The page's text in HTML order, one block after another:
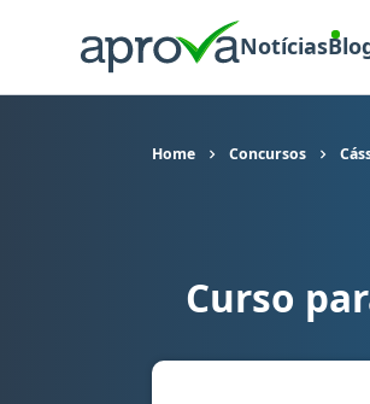
Notícias
Home Concursos
Curso para concurso
Curso